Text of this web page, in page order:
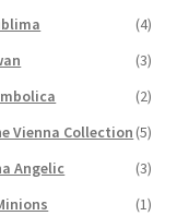
(4)
(3)
(2)
Vienna Collection (5)
Angelic
(3)
(1)